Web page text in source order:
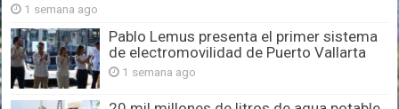
1 semana ago
Pablo Lemus presenta el primer sistema
de electromovilidad de Puerto Vallarta
1 semana ago